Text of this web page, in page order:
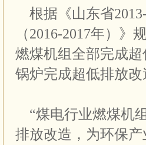
根据《山东省
（2016-2017年）
燃煤机组全部完成
锅炉完成超低排放
“煤电行业燃煤机
排放改造，为环保